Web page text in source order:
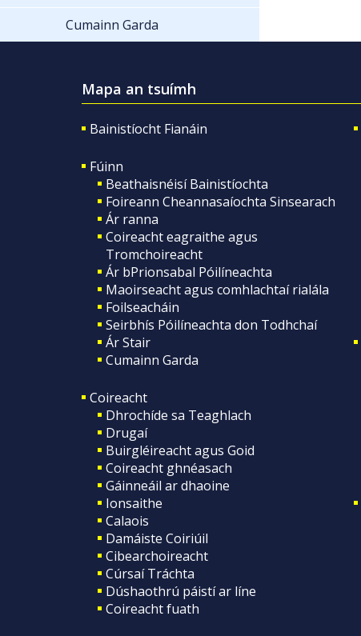
Cumainn Garda
Mapa an tsuímh
Bainistíocht Fianáin
Fúinn
Beathaisnéisí Bainistíochta
Foireann Cheannasaíochta Sinsearach
Ár ranna
Coireacht eagraithe agus
Tromchoireacht
Ár bPrionsabal Póilíneachta
Maoirseacht agus comhlachtaí rialála
Foilseacháin
Seirbhís Póilíneachta don Todhchaí
Ár Stair
Cumainn Garda
Coireacht
Dhrochíde sa Teaghlach
Drugaí
Buirgléireacht agus Goid
Coireacht ghnéasach
Gáinneáil ar dhaoine
Ionsaithe
Calaois
Damáiste Coiriúil
Cibearchoireacht
Cúrsaí Tráchta
Dúshaothrú páistí ar líne
Coireacht fuath